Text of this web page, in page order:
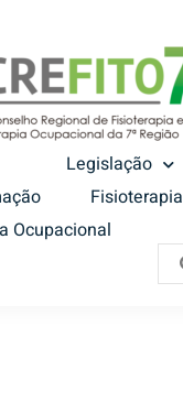
Legislação
Fisioterapia
Ocupacional